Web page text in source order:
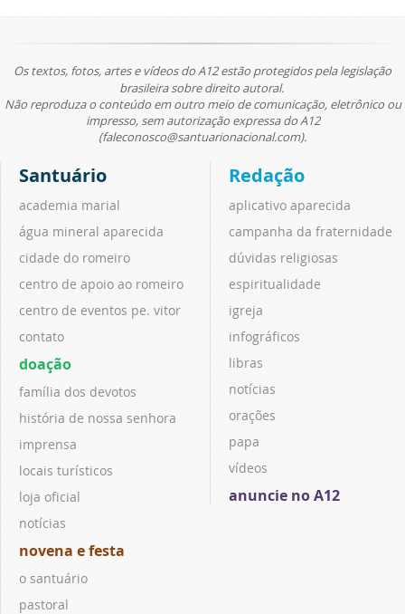
Os textos, fotos, artes e vídeos do A12 estão protegidos pela legislação
brasileira sobre direito autoral.
Não reproduza o conteúdo em outro meio de comunicação, eletrônico ou
impresso, sem autorização expressa do A12
(faleconosco@santuarionacional.com).
Santuário
academia marial
água mineral aparecida
cidade do romeiro
centro de apoio ao romeiro
centro de eventos pe. vitor
contato
doação
família dos devotos
história de nossa senhora
imprensa
locais turísticos
loja oficial
notícias
novena e festa
o santuário
pastoral
Redação
aplicativo aparecida
campanha da fraternidade
dúvidas religiosas
espiritualidade
igreja
infográficos
libras
notícias
orações
papa
vídeos
anuncie no A12